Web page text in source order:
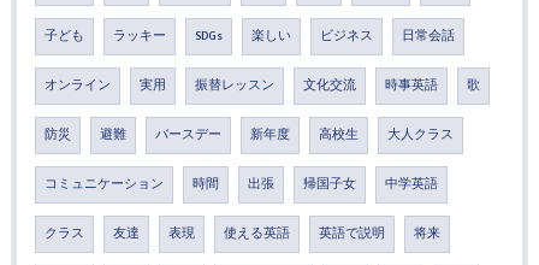
子ども ラッキー SDGs 楽しい ビジネス 日常会話
オンライン 実用 振替レッスン 文化交流 時事英語 歌
防災 避難 バースデー 新年度 高校生 大人クラス
コミュニケーション 時間 出張 帰国子女 中学英語
クラス 友達 表現 使える英語 英語で説明 将来